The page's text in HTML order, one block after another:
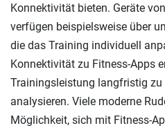
Konnektivität bieten. Geräte
verfügen beispielsweise über
die das Training individuell
Konnektivität zu Fitness-Apps
Trainingsleistung langfristig zu
analysieren. Viele moderne
Möglichkeit, sich mit Fitness-